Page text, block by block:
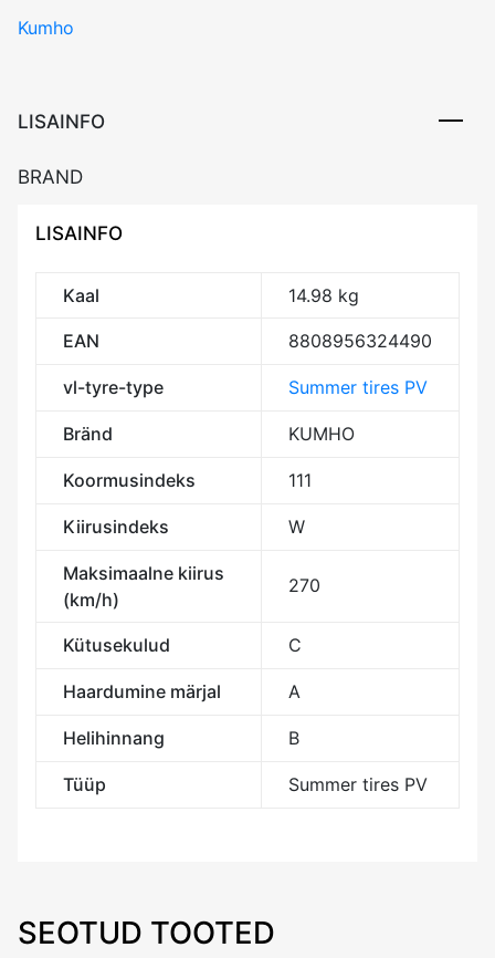
111W
CAB73
kogus
Kumho
LISAINFO
BRAND
LISAINFO
Kaal 14.98 kg
EAN 8808956324490
vl-tyre-type Summer tires PV
Bränd KUMHO
Koormusindeks 111
Kiirusindeks W
Maksimaalne kiirus
(km/h)
270
Kütusekulud C
Haardumine märjal A
Helihinnang B
Tüüp Summer tires PV
SEOTUD TOOTED